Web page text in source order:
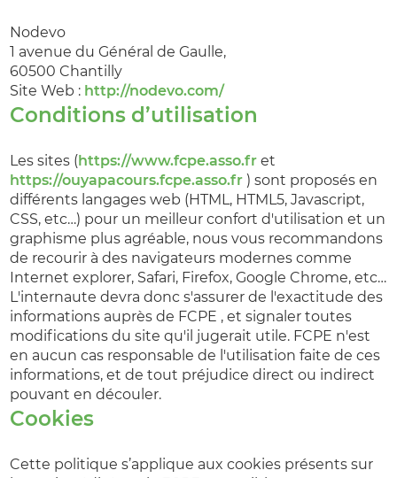
Nodevo
1 avenue du Général de Gaulle,
60500 Chantilly
Site Web : http://nodevo.com/
Conditions d’utilisation
Les sites (https://www.fcpe.asso.fr et
https://ouyapacours.fcpe.asso.fr ) sont proposés en
différents langages web (HTML, HTML5, Javascript,
CSS, etc…) pour un meilleur confort d'utilisation et un
graphisme plus agréable, nous vous recommandons
de recourir à des navigateurs modernes comme
Internet explorer, Safari, Firefox, Google Chrome, etc…
L'internaute devra donc s'assurer de l'exactitude des
informations auprès de FCPE , et signaler toutes
modifications du site qu'il jugerait utile. FCPE n'est
en aucun cas responsable de l'utilisation faite de ces
informations, et de tout préjudice direct ou indirect
pouvant en découler.
Cookies
Cette politique s’applique aux cookies présents sur